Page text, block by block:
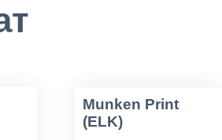
Munken Print
(ELK)